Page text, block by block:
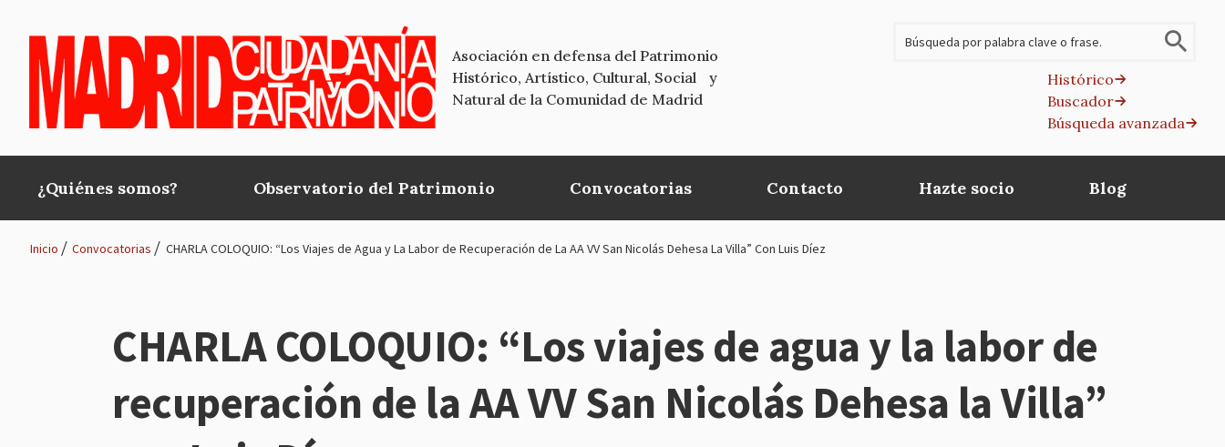
Asociación en defensa del Patrimonio
Histórico, Artístico, Cultural, Social y
Natural de la Comunidad de Madrid
Histórico
Buscador
Búsqueda avanzada
Main
navigation
¿Quiénes somos? Observatorio del Patrimonio Convocatorias Contacto Hazte socio Blog
Inicio Convocatorias CHARLA COLOQUIO: “Los Viajes de Agua y La Labor de Recuperación de La AA VV San Nicolás Dehesa La Villa” Con Luis Díez
CHARLA COLOQUIO: “Los viajes de agua y la labor de
recuperación de la AA VV San Nicolás Dehesa la Villa”